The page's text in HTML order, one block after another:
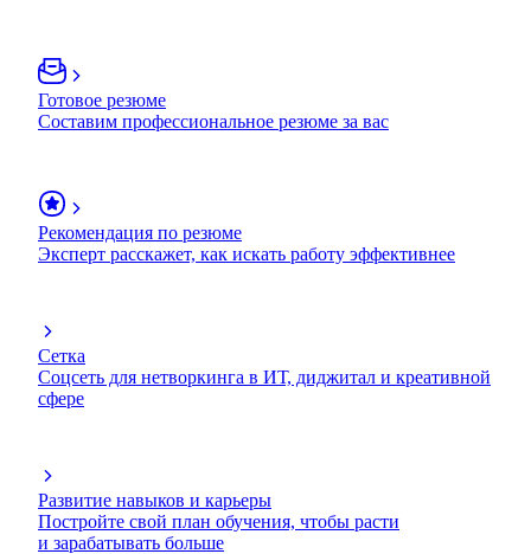
Готовое резюме
Составим профессиональное резюме за вас
Рекомендация по резюме
Эксперт расскажет, как искать работу эффективнее
Сетка
Соцсеть для нетворкинга в ИТ, диджитал и креативной
сфере
Развитие навыков и карьеры
Постройте свой план обучения, чтобы расти
и зарабатывать больше